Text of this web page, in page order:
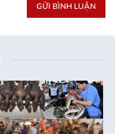
GỬI BÌNH LUẬN